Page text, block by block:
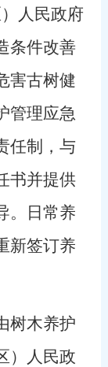
人民政府
条件改善
害古树健
管理应急
任制，与
书并提供
。日常养
新签订养
木养护
）人民政